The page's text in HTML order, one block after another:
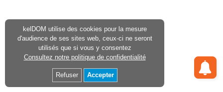
kelDOM utilise des cookies pour la mesure
d'audience de ses sites web, ceux-ci ne seront
utilisés que si vous y consentez
Consultez notre politique de confidentialité
Refuser Accepter